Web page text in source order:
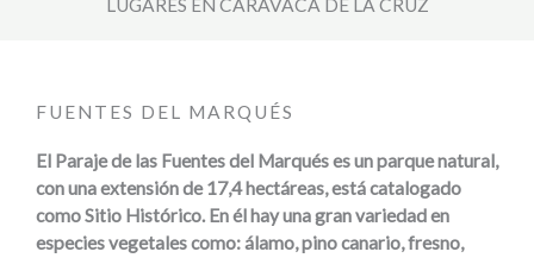
LUGARES EN CARAVACA DE LA CRUZ
FUENTES DEL MARQUÉS
El Paraje de las Fuentes del Marquéses un parque natural,
con una extensión de 17,4 hectáreas, está catalogado
como Sitio Histórico. En él hay una gran variedad en
especies vegetales como: álamo, pino canario, fresno,